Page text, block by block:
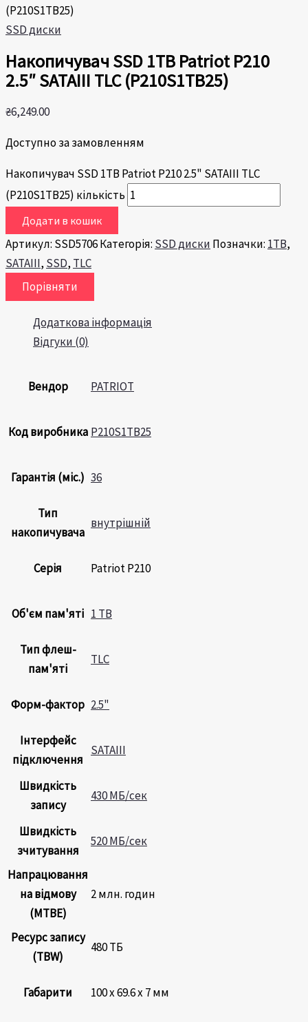
(P210S1TB25)
SSD диски
Накопичувач SSD 1TB Patriot P210
2.5″ SATAIII TLC (P210S1TB25)
₴6,249.00
Доступно за замовленням
Накопичувач SSD 1TB Patriot P210 2.5" SATAIII TLC
(P210S1TB25) кількість
Додати в кошик
Артикул: SSD5706Категорія: SSD диски Позначки: 1TB,
SATAIII, SSD, TLC
Порівняти
Додаткова інформація
Відгуки (0)
Вендор PATRIOT
Код виробника P210S1TB25
Гарантія (міс.) 36
Тип
накопичувача
внутрішній
Серія Patriot P210
Об'єм пам'яті 1 TB
Тип флеш-
пам'яті
TLC
Форм-фактор 2.5"
Інтерфейс
підключення
SATAIII
Швидкість
запису
430 МБ/сек
Швидкість
зчитування
520 МБ/сек
Напрацювання
на відмову
(MTBE)
2 млн. годин
Ресурс запису
(TBW)
480 ТБ
Габарити 100 х 69.6 х 7 мм